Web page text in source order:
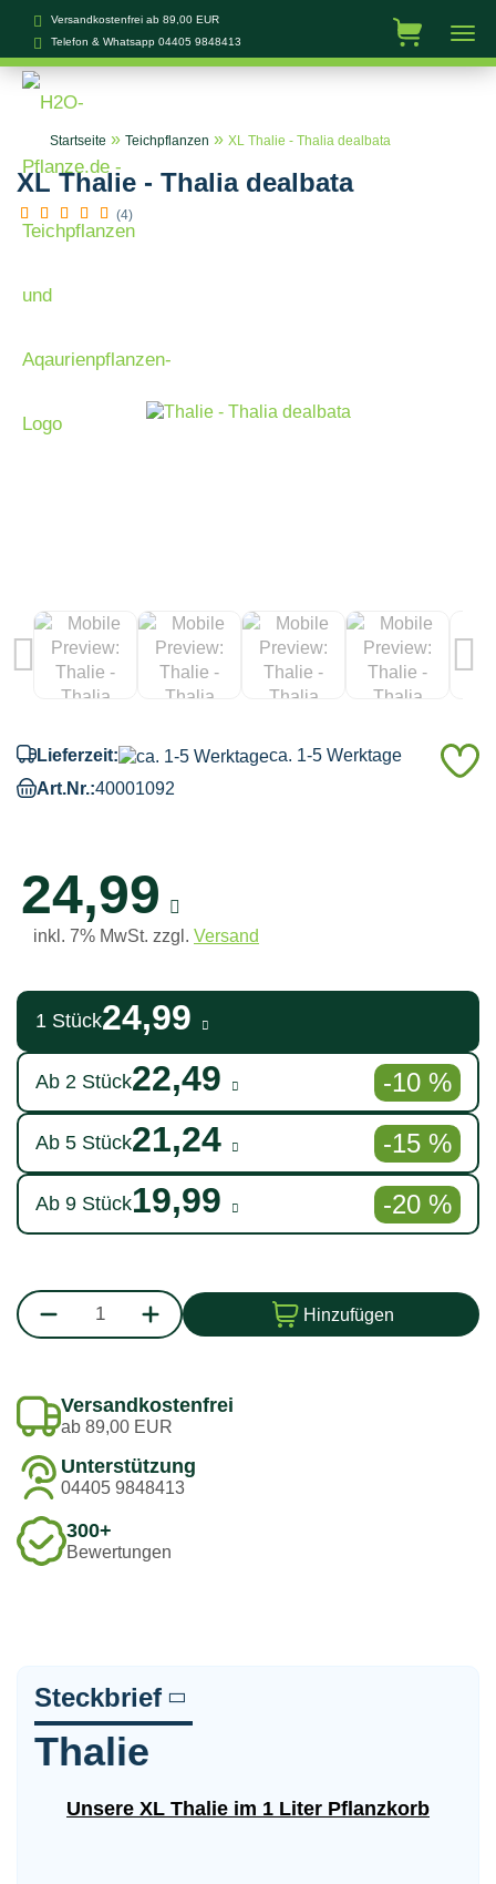
Versandkostenfrei ab 89,00 EUR
Telefon & Whatsapp 04405 9848413
Startseite » Teichpflanzen » XL Thalie - Thalia dealbata
XL Thalie - Thalia dealbata
(4)
Lieferzeit:
ca. 1-5 Werktage
Art.Nr.:40001092
24,99
inkl. 7% MwSt. zzgl. Versand
1 Stück24,99
Ab 2 Stück22,49 -10 %
Ab 5 Stück21,24 -15 %
Ab 9 Stück19,99 -20 %
Hinzufügen
Versandkostenfrei
ab 89,00 EUR
Unterstützung
04405 9848413
300+
Bewertungen
Steckbrief
Thalie
Unsere XL Thalie im 1 Liter Pflanzkorb